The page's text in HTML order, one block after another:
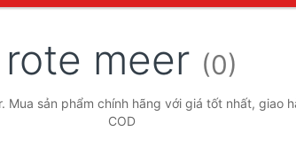
rote meer (0)
Mua sản phẩm chính hãng với giá tốt nhất, giao
COD